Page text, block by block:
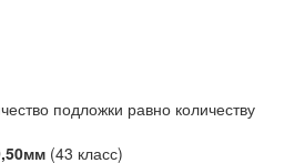
подложки равно количеству
(43 класс)